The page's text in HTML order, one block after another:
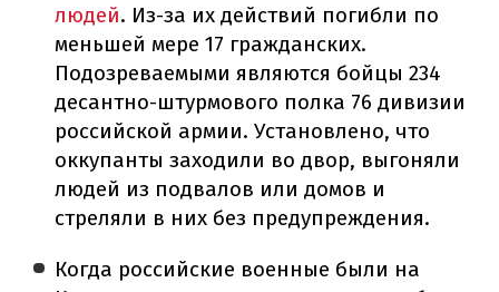
людей. Из-за их действий погибли по
меньшей мере 17 гражданских.
Подозреваемыми являются бойцы 234
десантно-штурмового полка 76 дивизии
российской армии. Установлено, что
оккупанты заходили во двор, выгоняли
людей из подвалов или домов и
стреляли в них без предупреждения.
Когда российские военные были на